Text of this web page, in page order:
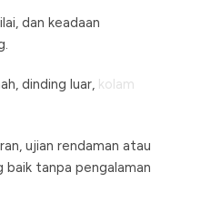
dan keadaan
dinding luar, kolam
ujian rendaman atau
tanpa pengalaman